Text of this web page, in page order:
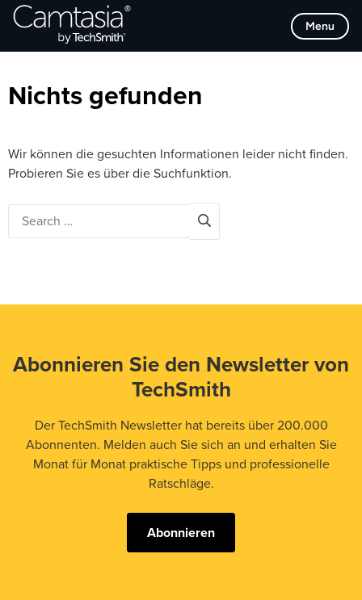
Direkt
zum
Menu
Browse Categories
Nichts gefunden
Wir können die gesuchten Informationen leider nicht finden.
Probieren Sie es über die Suchfunktion.
Abonnieren Sie den Newsletter von
TechSmith
Der TechSmith Newsletter hat bereits über 200.000
Abonnenten. Melden auch Sie sich an und erhalten Sie
Monat für Monat praktische Tipps und professionelle
Ratschläge.
Abonnieren